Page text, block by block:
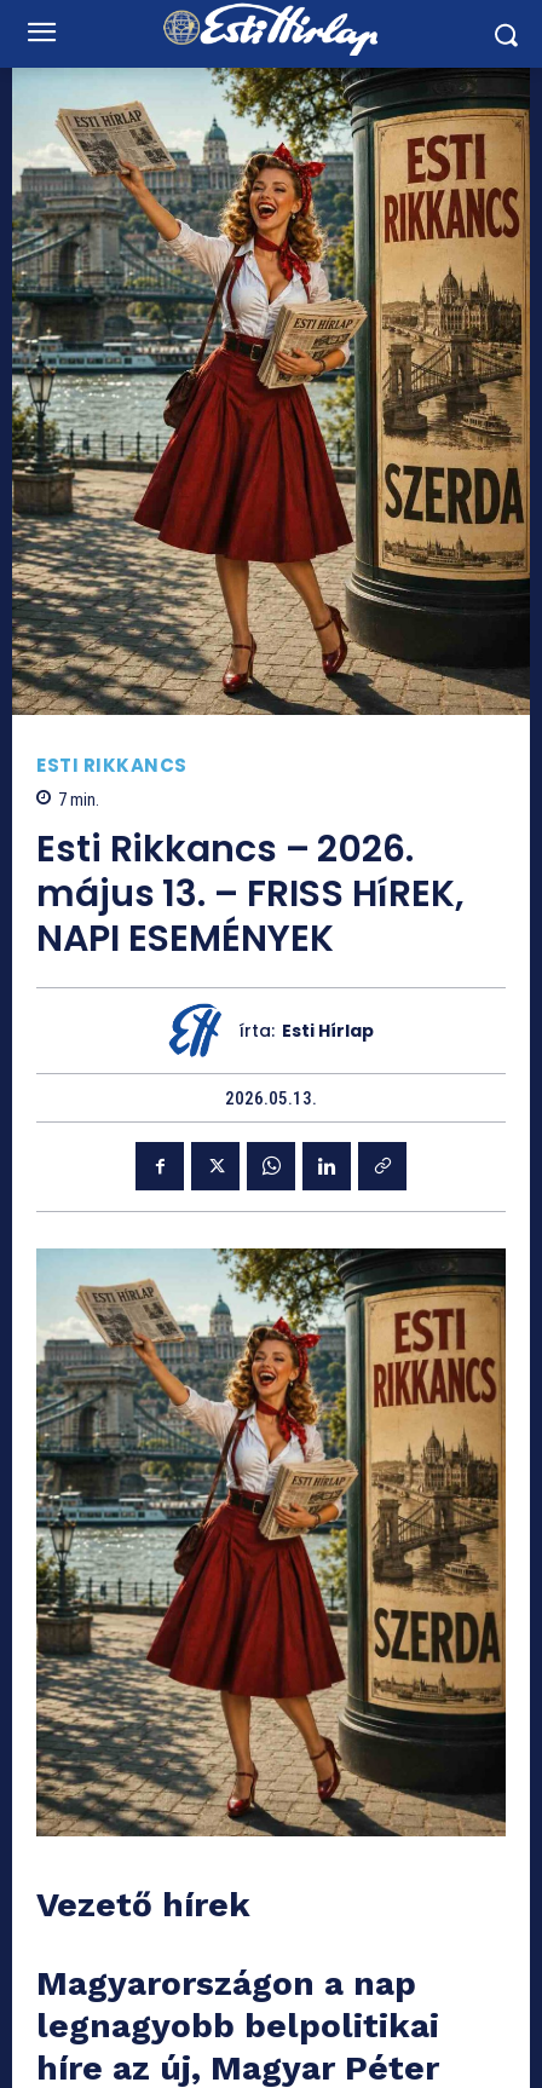
ESTI RIKKANCS
7min.
Esti Rikkancs – 2026.
május 13. – FRISS HíREK,
NAPI ESEMÉNYEK
írta: Esti Hírlap
2026.05.13.
Vezető hírek
Magyarországon a nap
legnagyobb belpolitikai
híre az új, Magyar Péter